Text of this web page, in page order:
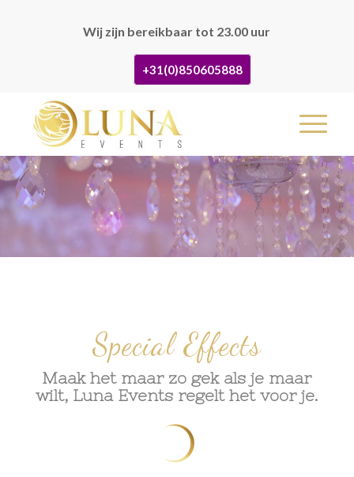
Wij zijn bereikbaar tot 23.00 uur
+31(0)850605888
Special Effects
Maak het maar zo gek als je maar
wilt, Luna Events regelt het voor je.